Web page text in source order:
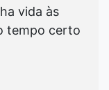
vida às
tempo certo